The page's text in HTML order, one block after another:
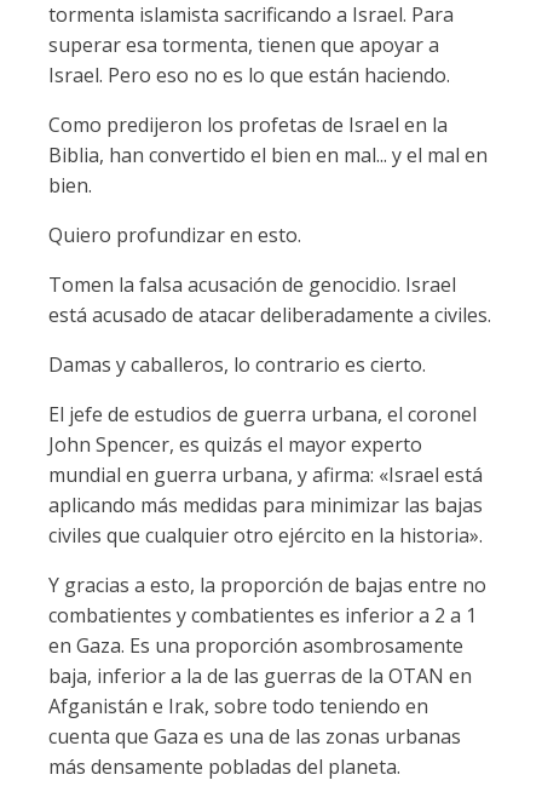
tormenta islamista sacrificando a Israel. Para
superar esa tormenta, tienen que apoyar a
Israel. Pero eso no es lo que están haciendo.
Como predijeron los profetas de Israel en la
Biblia, han convertido el bien en mal... y el mal en
bien.
Quiero profundizar en esto.
Tomen la falsa acusación de genocidio. Israel
está acusado de atacar deliberadamente a civiles.
Damas y caballeros, lo contrario es cierto.
El jefe de estudios de guerra urbana, el coronel
John Spencer, es quizás el mayor experto
mundial en guerra urbana, y afirma: «Israel está
aplicando más medidas para minimizar las bajas
civiles que cualquier otro ejército en la historia».
Y gracias a esto, la proporción de bajas entre no
combatientes y combatientes es inferior a 2 a 1
en Gaza. Es una proporción asombrosamente
baja, inferior a la de las guerras de la OTAN en
Afganistán e Irak, sobre todo teniendo en
cuenta que Gaza es una de las zonas urbanas
más densamente pobladas del planeta.